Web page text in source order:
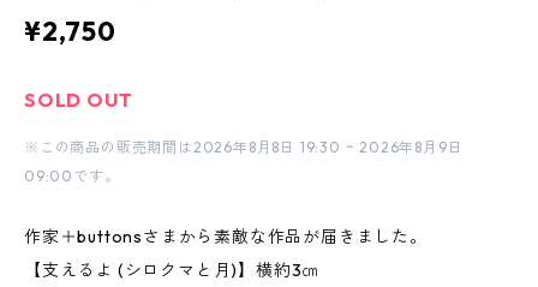
¥2,750
SOLD OUT
※この商品の販売期間は2026年8月8日 19:30 ~ 2026年8月9日
09:00です。
作家＋buttonsさまから素敵な作品が届きました。
【支えるよ (シロクマと月)】横約3㎝